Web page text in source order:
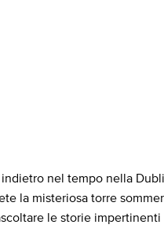
nel tempo nella
la misteriosa torre
le storie